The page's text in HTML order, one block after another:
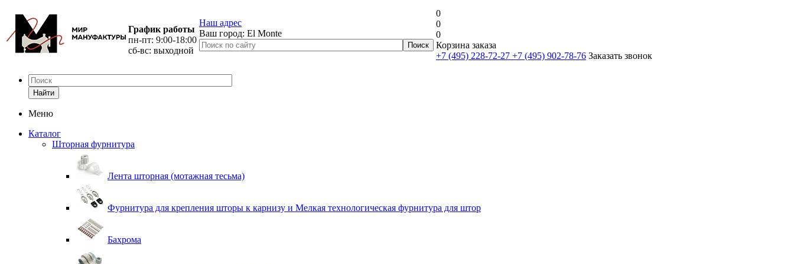
График работы
пн-пт: 9:00-18:00
сб-вс: выходной
Наш адрес
Ваш город: El Monte
0
0
0
Корзина заказа
+7 (495) 228-72-27 +7 (495) 902-78-76 Заказать звонок
Найти
Меню
Каталог
Шторная фурнитура
Лента шторная (мотажная тесьма)
Фурнитура для крепления шторы к карнизу и Мелкая технологическая фурнитура для штор
Бахрома